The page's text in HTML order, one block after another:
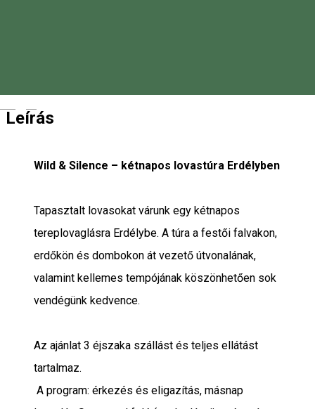
Leírás
Wild & Silence – kétnapos lovastúra Erdélyben
Tapasztalt lovasokat várunk egy kétnapos
tereplovaglásra Erdélybe. A túra a festői falvakon,
erdőkön és dombokon át vezető útvonalának,
valamint kellemes tempójának köszönhetően sok
vendégünk kedvence.
Az ajánlat 3 éjszaka szállást és teljes ellátást
tartalmaz.
A program: érkezés és eligazítás, másnap